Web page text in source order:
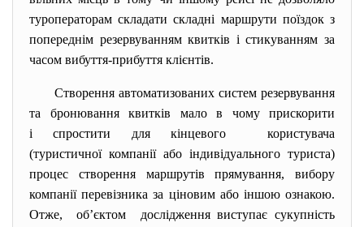
туроператорам складати складні маршрути поїздок з
попереднім резервуванням квитків і стикуванням за
часом вибуття-прибуття клієнтів.
Створення автоматизованих систем резервування
та бронювання квитків мало в чому прискорити
і спростити для кінцевого користувача
(туристичної компанії або індивідуального туриста)
процес створення маршрутів прямування, вибору
компанії перевізника за ціновим або іншою ознакою.
Отже, об’єктом дослідження виступає сукупність